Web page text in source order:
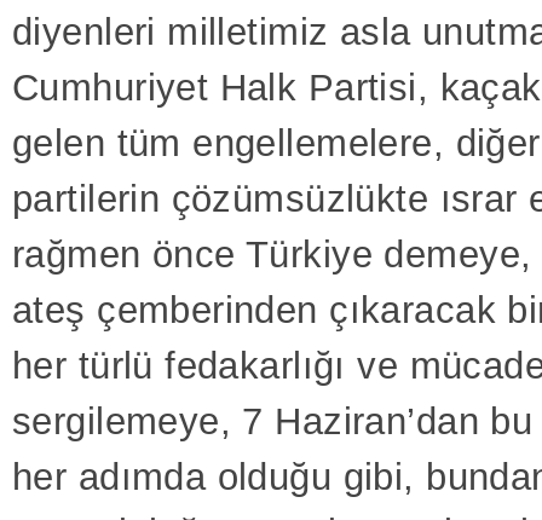
diyenleri milletimiz asla
Cumhuriyet Halk Partisi,
gelen tüm engellemelere,
partilerin çözümsüzlükte ısrar
rağmen önce Türkiye
ateş çemberinden çıkaracak
her türlü fedakarlığı ve
sergilemeye, 7 Haziran’dan
her adımda olduğu gibi,